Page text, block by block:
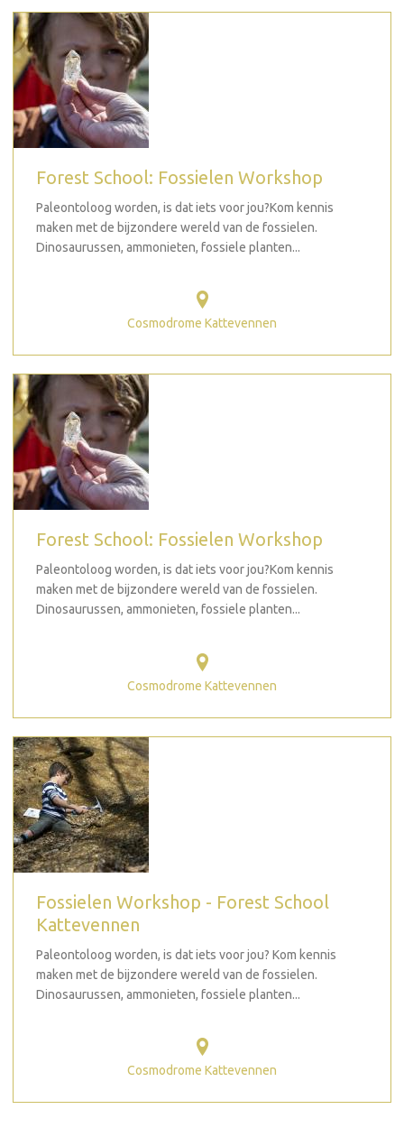
Forest School: Fossielen Workshop
Paleontoloog worden, is dat iets voor jou?Kom kennis
maken met de bijzondere wereld van de fossielen.
Dinosaurussen, ammonieten, fossiele planten...
Cosmodrome Kattevennen
Forest School: Fossielen Workshop
Paleontoloog worden, is dat iets voor jou?Kom kennis
maken met de bijzondere wereld van de fossielen.
Dinosaurussen, ammonieten, fossiele planten...
Cosmodrome Kattevennen
Fossielen Workshop - Forest School
Kattevennen
Paleontoloog worden, is dat iets voor jou? Kom kennis
maken met de bijzondere wereld van de fossielen.
Dinosaurussen, ammonieten, fossiele planten...
Cosmodrome Kattevennen